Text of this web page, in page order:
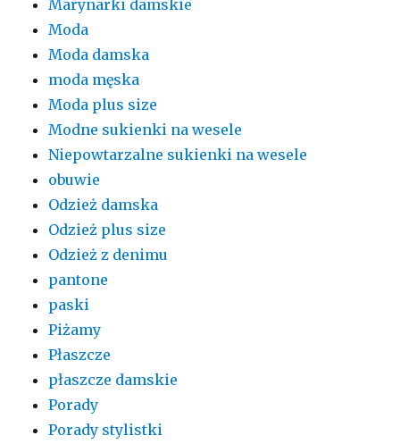
Marynarki damskie
Moda
Moda damska
moda męska
Moda plus size
Modne sukienki na wesele
Niepowtarzalne sukienki na wesele
obuwie
Odzież damska
Odzież plus size
Odzież z denimu
pantone
paski
Piżamy
Płaszcze
płaszcze damskie
Porady
Porady stylistki